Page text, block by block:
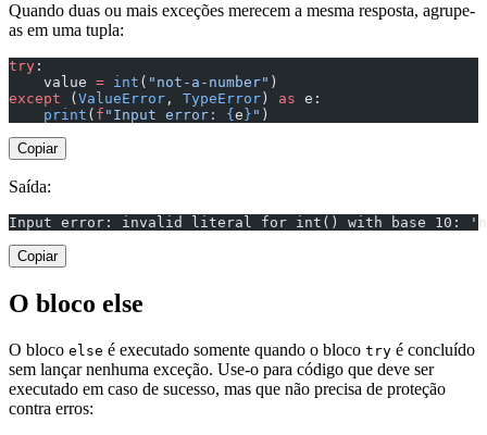
Quando duas ou mais exceções merecem a mesma resposta, agrupe-
as em uma tupla:
try :
    value
= int ( "not-a-number" )
except ( ValueError , TypeError ) as e:
    print
( f "Input error: { e } " )
Copiar
Saída:
Input error: invalid literal for int() with base 10:
Copiar
O bloco else
O bloco else é executado somente quando o bloco try é concluído
sem lançar nenhuma exceção. Use-o para código que deve ser
executado em caso de sucesso, mas que não precisa de proteção
contra erros: